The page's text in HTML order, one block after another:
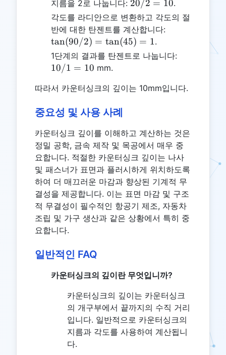
지름을 2로 나눕니다: 20
/
2
=
10
20/2 = 10.
각도를 라디안으로 변환하고 각도의 절
반에 대한 탄젠트를 계산합니다:
= \tan(45)
= 1
tan(90/2) = tan(45) = 1.
1단계의 결과를 탄젠트로 나눕니다:
=
10/1 = 10 mm.
따라서 카운터싱크의 깊이는 10mm입니다.
중요성 및 사용 사례
카운터싱크 깊이를 이해하고 계산하는 것은
정밀 공학, 금속 제작 및 목공에서 매우 중
요합니다. 적절한 카운터싱크 깊이는 나사
및 패스너가 표면과 플러시하게 위치하도록
하여 더 매끄러운 마감과 향상된 기계적 무
결성을 제공합니다. 이는 표면 마감 및 구조
적 무결성이 필수적인 항공기 제조, 자동차
조립 및 가구 생산과 같은 상황에서 특히 중
요합니다.
일반적인 FAQ
카운터싱크의 깊이란 무엇입니까?
카운터싱크의 깊이는 카운터싱크
의 개구부에서 끝까지의 수직 거리
입니다. 일반적으로 카운터싱크의
지름과 각도를 사용하여 계산됩니
다.